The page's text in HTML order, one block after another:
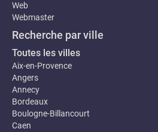
Web
Webmaster
Recherche par ville
Toutes les villes
Aix-en-Provence
Angers
Annecy
Bordeaux
Boulogne-Billancourt
Caen